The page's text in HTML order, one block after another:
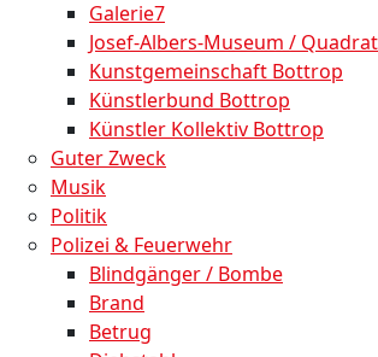
Galerie7
Josef-Albers-Museum / Quadrat
Kunstgemeinschaft Bottrop
Künstlerbund Bottrop
Künstler Kollektiv Bottrop
Guter Zweck
Musik
Politik
Polizei & Feuerwehr
Blindgänger / Bombe
Brand
Betrug